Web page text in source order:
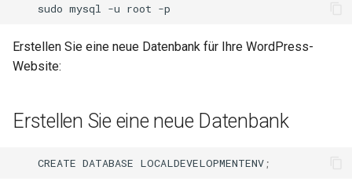
sudo mysql -u root
Erstellen Sie eine neue Datenbank für Ihre WordPress-
Website:
Erstellen Sie eine neue Datenbank
CREATE DATABASE LOCALDEVELOPMENTENV ;